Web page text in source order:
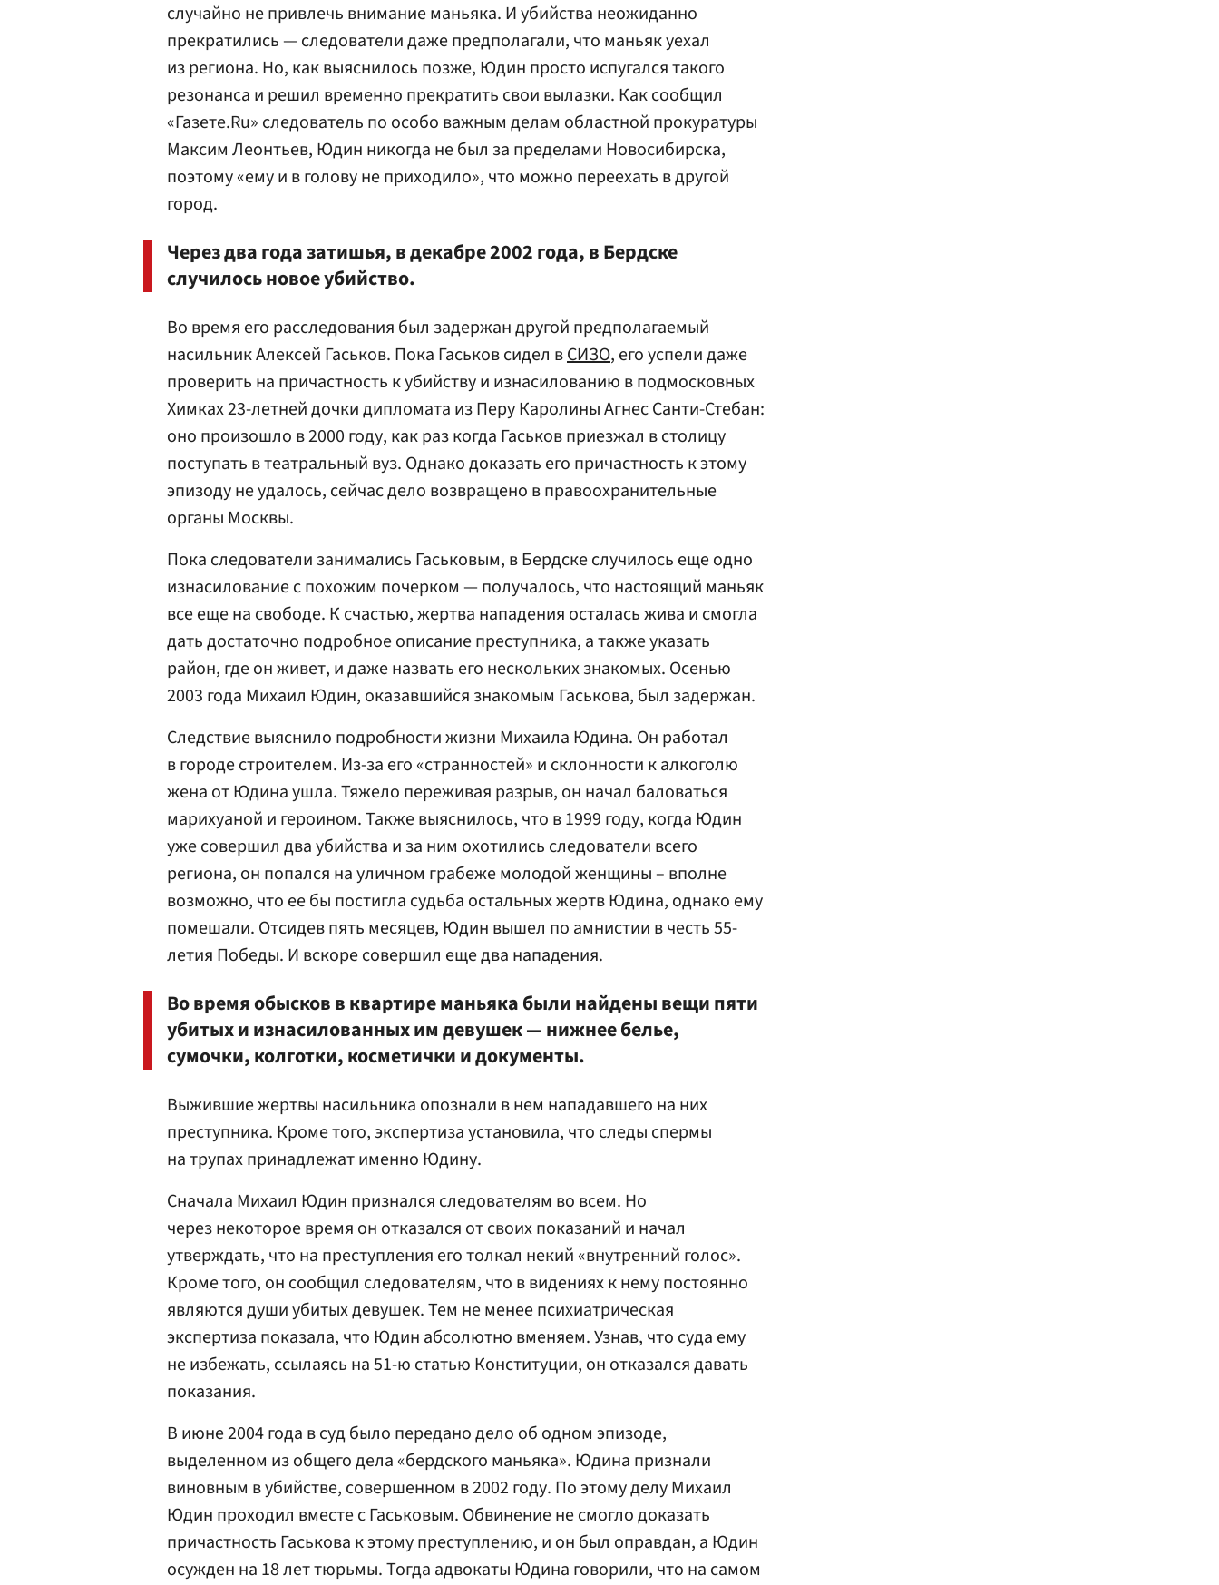
случайно не привлечь внимание маньяка. И убийства неожиданно
прекратились — следователи даже предполагали, что маньяк уехал
из региона. Но, как выяснилось позже, Юдин просто испугался такого
резонанса и решил временно прекратить свои вылазки. Как сообщил
«Газете.Ru» следователь по особо важным делам областной прокуратуры
Максим Леонтьев, Юдин никогда не был за пределами Новосибирска,
поэтому «ему и в голову не приходило», что можно переехать в другой
город.
Через два года затишья, в декабре 2002 года, в Бердске
случилось новое убийство.
Во время его расследования был задержан другой предполагаемый
насильник Алексей Гаськов. Пока Гаськов сидел вСИЗО, его успели даже
проверить на причастность к убийству и изнасилованию в подмосковных
Химках 23-летней дочки дипломата из Перу Каролины Агнес Санти-Стебан:
оно произошло в 2000 году, как раз когда Гаськов приезжал в столицу
поступать в театральный вуз. Однако доказать его причастность к этому
эпизоду не удалось, сейчас дело возвращено в правоохранительные
органы Москвы.
Пока следователи занимались Гаськовым, в Бердске случилось еще одно
изнасилование с похожим почерком — получалось, что настоящий маньяк
все еще на свободе. К счастью, жертва нападения осталась жива и смогла
дать достаточно подробное описание преступника, а также указать
район, где он живет, и даже назвать его нескольких знакомых. Осенью
2003 года Михаил Юдин, оказавшийся знакомым Гаськова, был задержан.
Следствие выяснило подробности жизни Михаила Юдина. Он работал
в городе строителем. Из-за его «странностей» и склонности к алкоголю
жена от Юдина ушла. Тяжело переживая разрыв, он начал баловаться
марихуаной и героином. Также выяснилось, что в 1999 году, когда Юдин
уже совершил два убийства и за ним охотились следователи всего
региона, он попался на уличном грабеже молодой женщины – вполне
возможно, что ее бы постигла судьба остальных жертв Юдина, однако ему
помешали. Отсидев пять месяцев, Юдин вышел по амнистии в честь 55-
летия Победы. И вскоре совершил еще два нападения.
Во время обысков в квартире маньяка были найдены вещи пяти
убитых и изнасилованных им девушек — нижнее белье,
сумочки, колготки, косметички и документы.
Выжившие жертвы насильника опознали в нем нападавшего на них
преступника. Кроме того, экспертиза установила, что следы спермы
на трупах принадлежат именно Юдину.
Сначала Михаил Юдин признался следователям во всем. Но
через некоторое время он отказался от своих показаний и начал
утверждать, что на преступления его толкал некий «внутренний голос».
Кроме того, он сообщил следователям, что в видениях к нему постоянно
являются души убитых девушек. Тем не менее психиатрическая
экспертиза показала, что Юдин абсолютно вменяем. Узнав, что суда ему
не избежать, ссылаясь на 51-ю статью Конституции, он отказался давать
показания.
В июне 2004 года в суд было передано дело об одном эпизоде,
выделенном из общего дела «бердского маньяка». Юдина признали
виновным в убийстве, совершенном в 2002 году. По этому делу Михаил
Юдин проходил вместе с Гаськовым. Обвинение не смогло доказать
причастность Гаськова к этому преступлению, и он был оправдан, а Юдин
осужден на 18 лет тюрьмы. Тогда адвокаты Юдина говорили, что на самом